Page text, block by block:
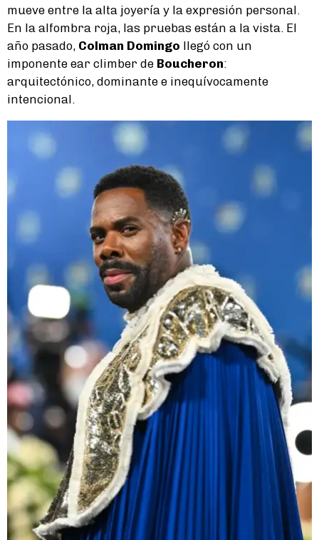
mueve entre la alta joyería y la expresión personal.
En la alfombra roja, las pruebas están a la vista. El
año pasado, Colman Domingo llegó con un
imponente ear climber de Boucheron:
arquitectónico, dominante e inequívocamente
intencional.